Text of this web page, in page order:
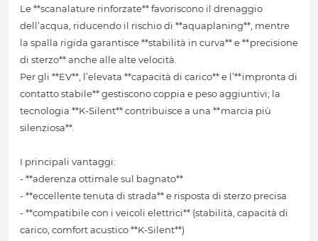
Le **scanalature rinforzate** favoriscono il drenaggio
dell’acqua, riducendo il rischio di **aquaplaning**, mentre
la spalla rigida garantisce **stabilità in curva** e **precisione
di sterzo** anche alle alte velocità.
Per gli **EV**, l’elevata **capacità di carico** e l’**impronta di
contatto stabile** gestiscono coppia e peso aggiuntivi; la
tecnologia **K-Silent** contribuisce a una **marcia più
silenziosa**.
I principali vantaggi:
- **aderenza ottimale sul bagnato**
- **eccellente tenuta di strada** e risposta di sterzo precisa
- **compatibile con i veicoli elettrici** (stabilità, capacità di
carico, comfort acustico **K-Silent**)